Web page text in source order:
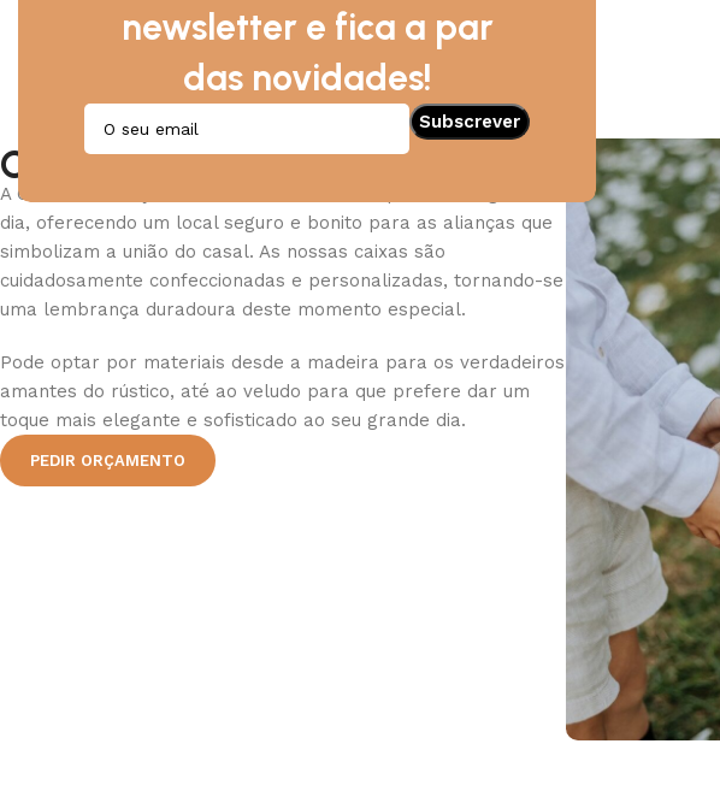
newsletter e fica a par
das novidades!
Caixa de Alianças
A Caixa de Alianças é um item fundamental para o seu grande
dia, oferecendo um local seguro e bonito para as alianças que
simbolizam a união do casal. As nossas caixas são
cuidadosamente confeccionadas e personalizadas, tornando-se
uma lembrança duradoura deste momento especial.
Pode optar por materiais desde a madeira para os verdadeiros
amantes do rústico, até ao veludo para que prefere dar um
toque mais elegante e sofisticado ao seu grande dia.
PEDIR ORÇAMENTO